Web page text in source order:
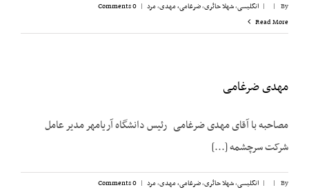
By
|
| انگلیسی,شهلا حائری,ضرغامی، مهدی,مرد |
0 Comments
Read More
مهدی ضرغامی
مصاحبه با آقای مهدی ضرغامی رئیس دانشگاه آریامهر مدیر عامل
شرکت سرچشمه [...]
By
|
| انگلیسی,شهلا حائری,ضرغامی، مهدی,مرد |
0 Comments